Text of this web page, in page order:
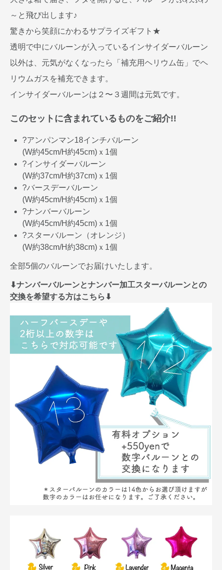
～と飛び出します♪
驚きから笑顔にかわるサプライズギフト★
透明で中にバルーンが入っているインサイダーバルーン
以外は、元気がなくなったら「補充用ヘリウム缶」でヘ
リウムガスを補充できます。
インサイダーバルーンは２〜３週間は元気です。
このセットに含まれているものをご紹介!!
?アンパンマン18インチバルーン
(W約45cm/H約45cm)ｘ1個
?インサイダーバルーン
(W約37cm/H約37cm)ｘ1個
?バースデーバルーン
(W約45cm/H約45cm)ｘ1個
?ナンバーバルーン
(W約45cm/H約45cm)ｘ1個
?スターバルーン（オレンジ）
(W約38cm/H約38cm)ｘ1個
全部5個のバルーンでお届けいたします。
⬇︎ナンバーバルーンとナンバー加工スターバルーンとの
交換を希望する方はこちら⬇︎